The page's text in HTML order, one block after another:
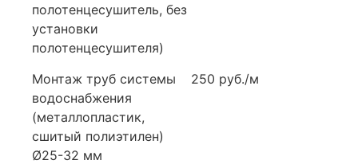
полотенцесушитель, без
установки
полотенцесушителя)
Монтаж труб системы
водоснабжения
(металлопластик,
сшитый полиэтилен)
Ø25-32 мм
250 руб./м